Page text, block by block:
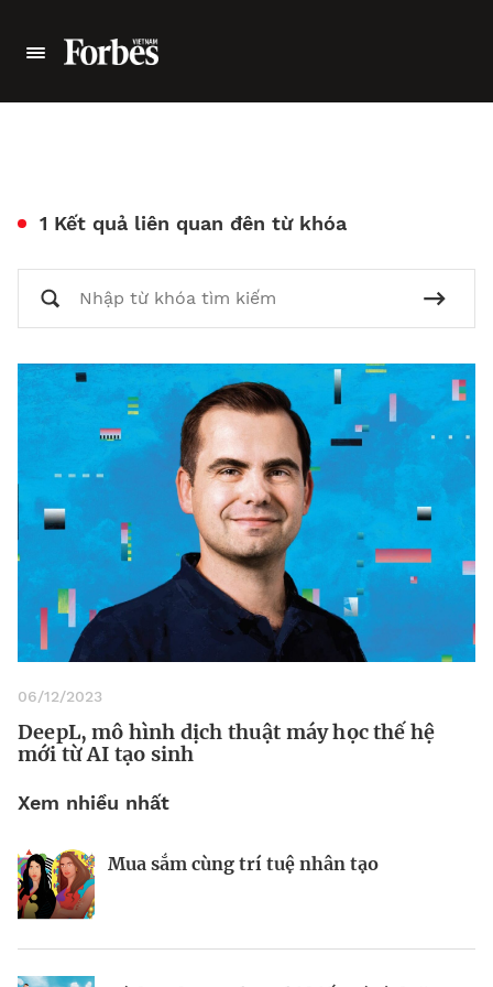
1 Kết quả liên quan đên từ khóa
06/12/2023
DeepL, mô hình dịch thuật máy học thế hệ
mới từ AI tạo sinh
Xem nhiều nhất
Mua sắm cùng trí tuệ nhân tạo
Nhà sáng lập 25 tuổi và tham vọng lật
Kiểm soát bất ổn và bảo vệ sức khỏe